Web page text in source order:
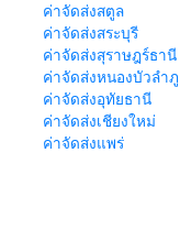
ค่าจัดส่งสตูล
ค่าจัดส่งสระบุรี
ค่าจัดส่งสุราษฎร์ธานี
ค่าจัดส่งหนองบัวลำภู
ค่าจัดส่งอุทัยธานี
ค่าจัดส่งเชียงใหม่
ค่าจัดส่งแพร่